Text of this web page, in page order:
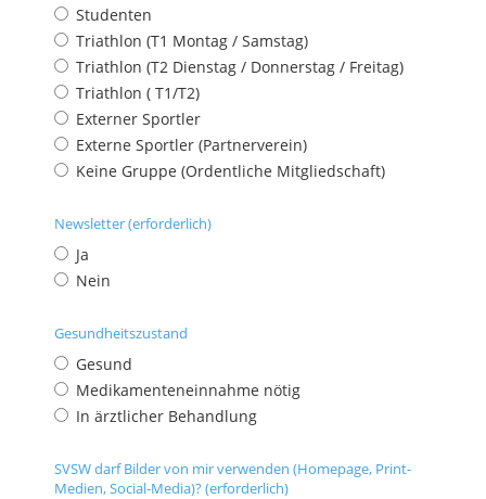
Studenten
Triathlon (T1 Montag / Samstag)
Triathlon (T2 Dienstag / Donnerstag / Freitag)
Triathlon ( T1/T2)
Externer Sportler
Externe Sportler (Partnerverein)
Keine Gruppe (Ordentliche Mitgliedschaft)
Newsletter (erforderlich)
Ja
Nein
Gesundheitszustand
Gesund
Medikamenteneinnahme nötig
In ärztlicher Behandlung
SVSW darf Bilder von mir verwenden (Homepage, Print-
Medien, Social-Media)? (erforderlich)